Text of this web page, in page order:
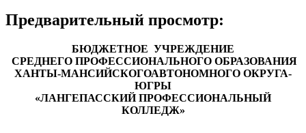
Предварительный просмотр:
БЮДЖЕТНОЕ УЧРЕЖДЕНИЕ
СРЕДНЕГО ПРОФЕССИОНАЛЬНОГО ОБРАЗОВАНИЯ
ХАНТЫ-МАНСИЙСКОГОАВТОНОМНОГО ОКРУГА-
ЮГРЫ
«ЛАНГЕПАССКИЙ ПРОФЕССИОНАЛЬНЫЙ
КОЛЛЕДЖ»